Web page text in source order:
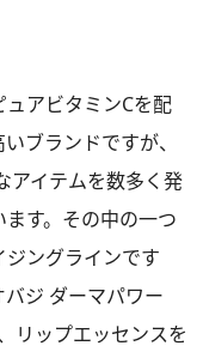
アビタミンCを配
ブランドですが、
アイテムを数多く発
す。その中の一つ
ングラインです
ジ ダーマパワー
リップエッセンスを